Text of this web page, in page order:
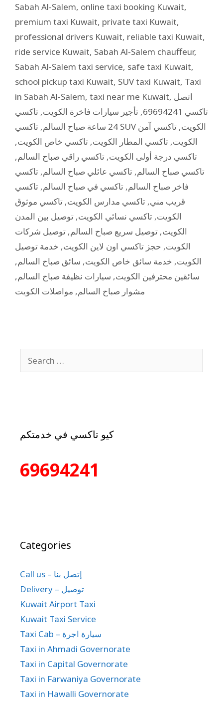
Sabah Al-Salem, online taxi booking Kuwait,
premium taxi Kuwait, private taxi Kuwait,
professional drivers Kuwait, reliable taxi Kuwait,
ride service Kuwait, Sabah Al-Salem chauffeur,
Sabah Al-Salem taxi service, safe taxi Kuwait,
school pickup taxi Kuwait, SUV taxi Kuwait, Taxi
in Sabah Al-Salem, taxi near me Kuwait, اتصل
تاكسي 69694241
, تأجير سيارات فاخرة الكويت, تاكسي
24 ساعة صباح السالم
, تاكسي SUV الكويت, تاكسي آمن
الكويت, تاكسي المطار الكويت, تاكسي خاص الكويت,
تاكسي درجة أولى الكويت, تاكسي راقي صباح السالم,
تاكسي صباح السالم, تاكسي عائلي صباح السالم, تاكسي
فاخر صباح السالم, تاكسي في صباح السالم, تاكسي
قريب مني, تاكسي مدارس الكويت, تاكسي موثوق
الكويت, تاكسي نسائي الكويت, توصيل بين المدن
الكويت, توصيل سريع صباح السالم, توصيل شركات
الكويت, حجز تاكسي اون لاين الكويت, خدمة توصيل
الكويت, خدمة سائق خاص الكويت, سائق صباح السالم,
سائقين محترفين الكويت, سيارات نظيفة صباح السالم,
مشوار صباح السالم, مواصلات الكويت
كيو تاكسي في خدمتكم
69694241
Categories
Call us – إتصل بنا
Delivery – توصيل
Kuwait Airport Taxi
Kuwait Taxi Service
Taxi Cab – سيارة اجرة
Taxi in Ahmadi Governorate
Taxi in Capital Governorate
Taxi in Farwaniya Governorate
Taxi in Hawalli Governorate